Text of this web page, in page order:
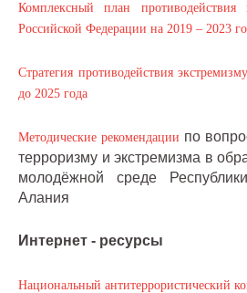
Комплексный план противодействия
Российской Федерации на 2019 – 2023
Стратегия противодействия
до 2025 года
Методические рекомендации по
терроризму и экстремизма в
молодёжной среде
Алания
Интернет - ресурсы
Национальный антитеррористический